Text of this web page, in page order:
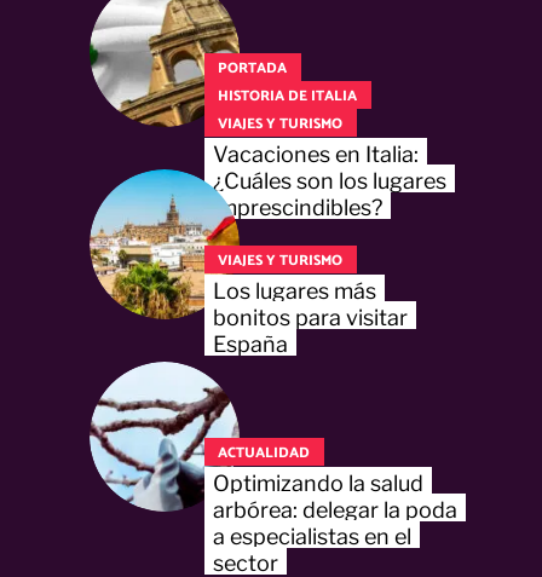
PORTADA
HISTORIA DE ITALIA
VIAJES Y TURISMO
Vacaciones en Italia:
¿Cuáles son los lugares
imprescindibles?
VIAJES Y TURISMO
Los lugares más
bonitos para visitar
España
ACTUALIDAD
Optimizando la salud
arbórea: delegar la poda
a especialistas en el
sector